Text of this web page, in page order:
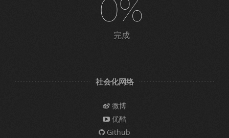
0%
完成
社会化网络
微博
优酷
Github